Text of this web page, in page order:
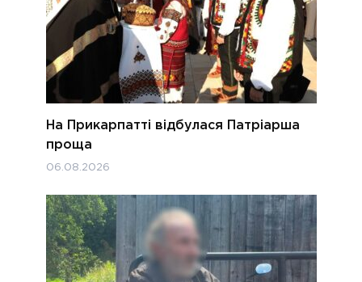
На Прикарпатті відбулася Патріарша
проща
06.08.2026